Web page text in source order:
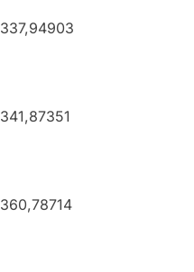
337,94903
341,87351
360,78714